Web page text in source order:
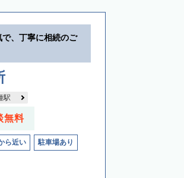
で、丁寧に相続のご
駅
無料
ら近い 駐車場あり